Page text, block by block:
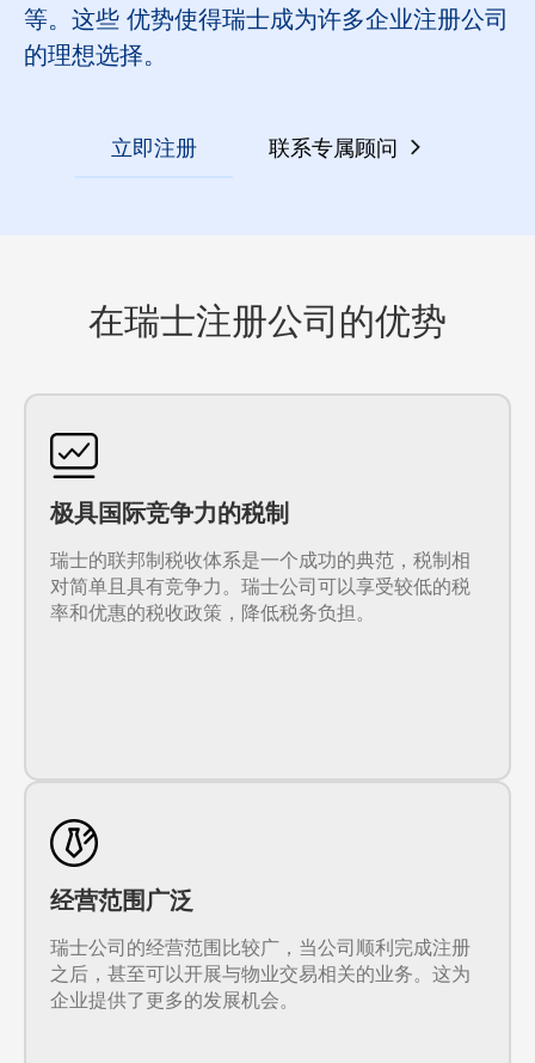
等。这些 优势使得瑞士成为许多企业注册公司
的理想选择。
立即注册 联系专属顾问
在瑞士注册公司的优势
极具国际竞争力的税制
瑞士的联邦制税收体系是一个成功的典范，税制相
对简单且具有竞争力。瑞士公司可以享受较低的税
率和优惠的税收政策，降低税务负担。
经营范围广泛
瑞士公司的经营范围比较广，当公司顺利完成注册
之后，甚至可以开展与物业交易相关的业务。这为
企业提供了更多的发展机会。